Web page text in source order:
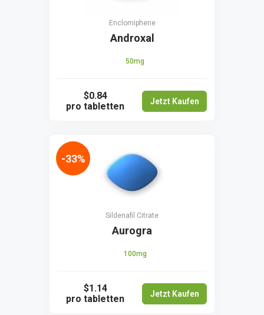
Enclomiphene
Androxal
50mg
$0.84
pro tabletten
Jetzt Kaufen
Sildenafil Citrate
Aurogra
100mg
$1.14
pro tabletten
Jetzt Kaufen
-33%